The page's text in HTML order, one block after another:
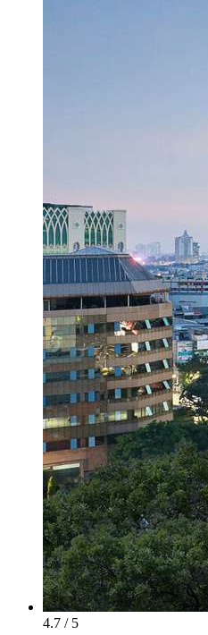
4.7 / 5